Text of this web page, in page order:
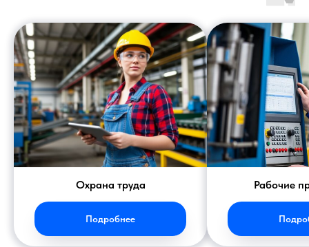
Охрана труда
Подробнее
Рабочие